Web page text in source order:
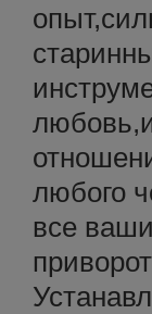
любого
все